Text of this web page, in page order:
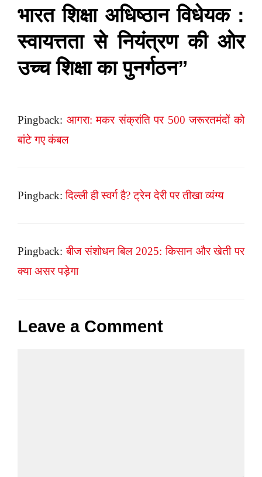
भारत शिक्षा अधिष्ठान विधेयक :
स्वायत्तता से नियंत्रण की ओर
उच्च शिक्षा का पुनर्गठन”
Pingback: आगरा: मकर संक्रांति पर 500 जरूरतमंदों को
बांटे गए कंबल
Pingback:दिल्ली ही स्वर्ग है? ट्रेन देरी पर तीखा व्यंग्य
Pingback:बीज संशोधन बिल 2025: किसान और खेती पर
क्या असर पड़ेगा
Leave a Comment